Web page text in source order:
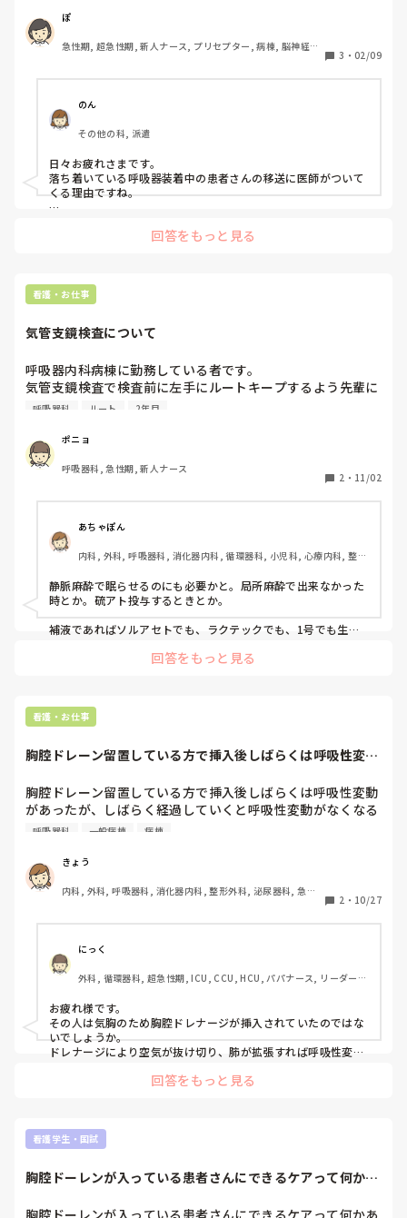
と答えました。しかし、ではなぜ状態が落ち着いている
（PSVなど）患者であっても呼吸器が付いていたら医師が同
行するの？と言われました。
よろしくお願いします。
ぽ
急性期, 超急性期, 新人ナース, プリセプター, 病棟, 脳神経外
3 ・ 02/09
のん
その他の科, 派遣
日々お疲れさまです。
落ち着いている呼吸器装着中の患者さんの移送に医師がついて
くる理由ですね。
急変に限らず、移送用の呼吸器・酸素ボンベトラブル、最悪で
ぽさんがおっしゃるように、看護師は医師指示がないと動けな
いのも理由のひとつかもしれませんね。
回答をもっと見る
看護・お仕事
気管支鏡検査について
呼吸器内科病棟に勤務している者です。
気管支鏡検査で検査前に左手にルートキープするよう先輩に
指導されました。理由は急変時にすぐに薬剤が投与出来るよ
ると言われました。そのため自分なりに調べたのですが、理
由はわかりませんでした。どなたかわかる方教えて頂きたい
です。
また検査前にソルアセトを投与するのですが、その理由もよ
くわかりません。
呼吸器科 ルート 2年目
ポニョ
呼吸器科, 急性期, 新人ナース
2 ・ 11/02
あちゃぽん
内科, 外科, 呼吸器科, 消化器内科, 循環器科, 小児科, 心療内科, 整形
合診療科, 救急科, 超急性期, ICU, CCU, HCU, その他の科, ママナー
ス, 外来, 神経内科, 脳神経外科, NICU, 消化器外科, 一般病院, 慢性
期, 回復期, 終末期, オペ室, 透析, 検診・健診
静脈麻酔で眠らせるのにも必要かと。局所麻酔で出来なかった
時とか。硫アト投与するときとか。
補液であればソルアセトでも、ラクテックでも、1号でも生食
難なリンゲル入れとくか。くらいなもんですよ。患者は絶食し
回答をもっと見る
看護・お仕事
胸腔ドレーン留置している方で挿入後しばらくは呼吸性変動
胸腔ドレーン留置している方で挿入後しばらくは呼吸性変動
があったが、しばらく経過していくと呼吸性変動がなくなる
ことがあります。医師は正常な経過であり抜去の目安にもな
付近の胸腔内の空気がなくなるからのように書いてありまし
たが、イマイチ理解しきれなく、是非教えていただきたく質
問させていただきました。
呼吸器科 一般病棟 病棟
きょう
内科, 外科, 呼吸器科, 消化器内科, 整形外科, 泌尿器科, 急性
2 ・ 10/27
にっく
外科, 循環器科, 超急性期, ICU, CCU, HCU, パパナース, リーダー,
お疲れ様です。
その人は気胸のため胸腔ドレナージが挿入されていたのではな
いでしょうか。
ドレナージにより空気が抜け切り、肺が拡張すれば呼吸性変動
なので、正常な経過だと思います。
回答をもっと見る
看護学生・国試
胸腔ドーレンが入っている患者さんにできるケアって何かあ
胸腔ドーレンが入っている患者さんにできるケアって何かあ